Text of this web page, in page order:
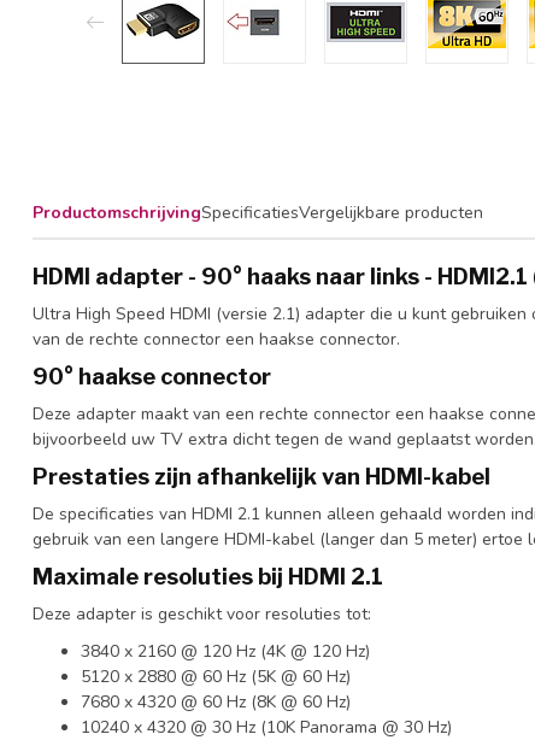
ProductomschrijvingSpecificatiesVergelijkbare producten
HDMI adapter - 90° haaks naar links - HDMI2.1
Ultra High Speed HDMI (versie 2.1) adapter die u kunt
van de rechte connector een haakse connector.
90° haakse connector
Deze adapter maakt van een rechte connector een haakse
bijvoorbeeld uw TV extra dicht tegen de wand geplaatst
Prestaties zijn afhankelijk van HDMI-kabel
De specificaties van HDMI 2.1 kunnen alleen gehaald worden
gebruik van een langere HDMI-kabel (langer dan 5 meter)
Maximale resoluties bij HDMI 2.1
Deze adapter is geschikt voor resoluties tot:
3840 x 2160 @ 120 Hz (4K @ 120 Hz)
5120 x 2880 @ 60 Hz (5K @ 60 Hz)
7680 x 4320 @ 60 Hz (8K @ 60 Hz)
10240 x 4320 @ 30 Hz (10K Panorama @ 30 Hz)